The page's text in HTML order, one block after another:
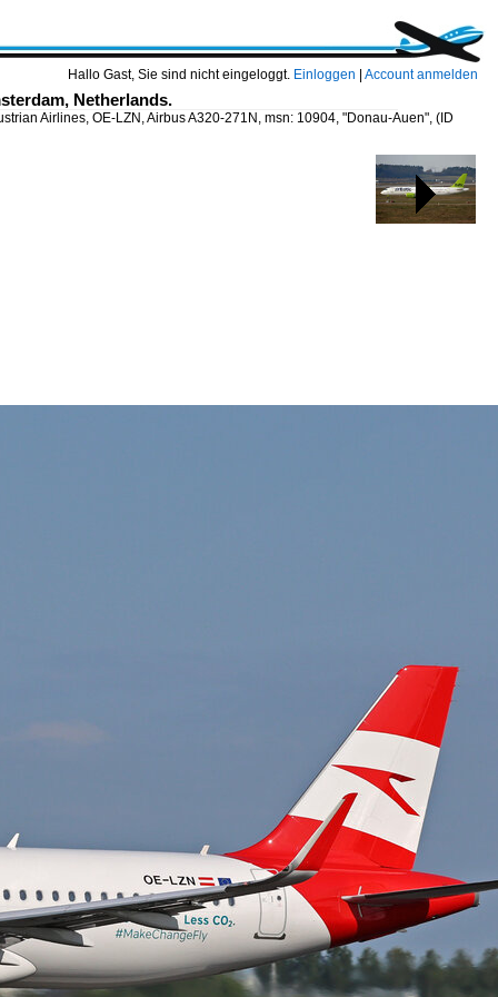
Hallo Gast, Sie sind nicht eingeloggt. Einloggen Account anmelden
Netherlands.
Airlines, OE-LZN, Airbus A320-271N, msn: 10904, "Donau-Auen", (ID